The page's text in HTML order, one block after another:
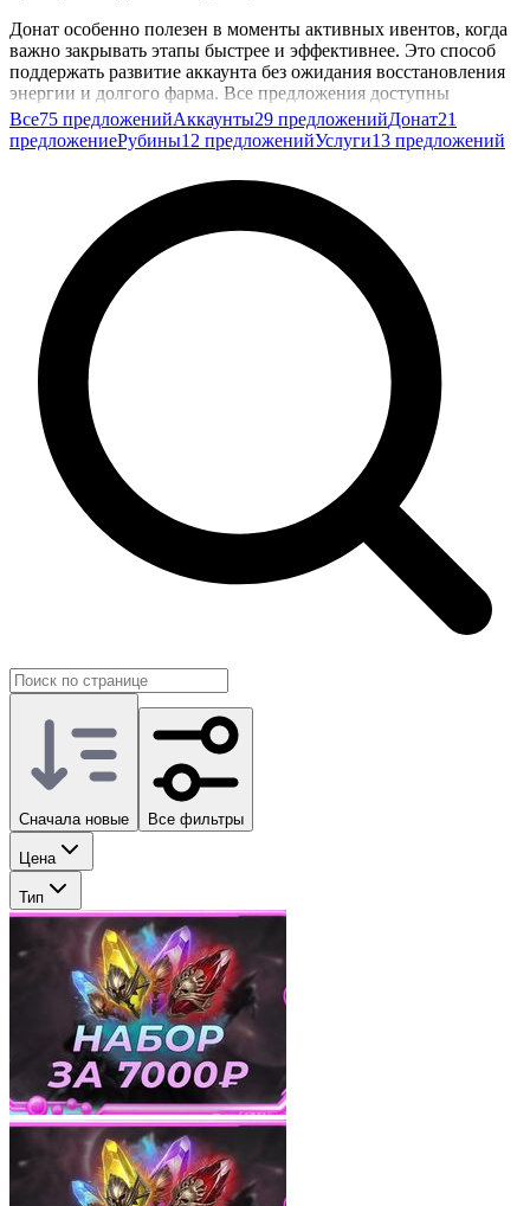
Донат особенно полезен в моменты активных ивентов, когда
важно закрывать этапы быстрее и эффективнее. Это способ
поддержать развитие аккаунта без ожидания восстановления
энергии и долгого фарма. Все предложения доступны
напрямую от игроков, что делает процесс гибким и удобным.
Все сделки защищены: продавец получает оплату только
после выполнения заказа, так что вы можете сосредоточиться
на прокачке ростера и достижении новых целей в Raid:
Shadow Legends.
Все75 предложенийАккаунты29 предложенийДонат21
предложениеРубины12 предложенийУслуги13 предложений
Сначала новые Все фильтры
Цена
Тип